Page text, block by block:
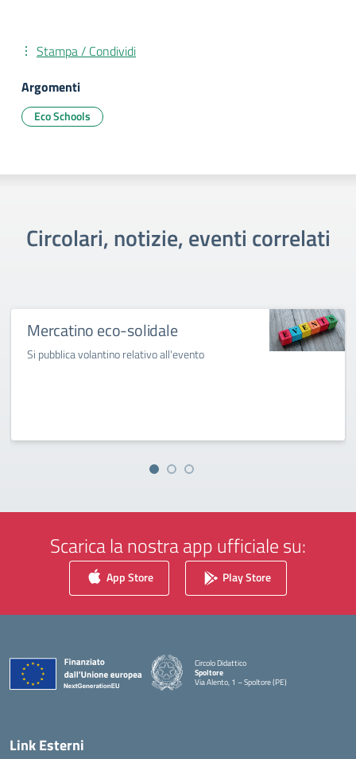
Stampa / Condividi
Argomenti
Eco Schools
Circolari, notizie, eventi correlati
Mercatino eco-solidale
Si pubblica volantino relativo all'evento
Scarica la nostra app ufficiale su:
App Store Play Store
Circolo Didattico
Spoltore
Via Alento, 1 – Spoltore (PE)
— Visita la pagina iniziale della scuola
Link Esterni